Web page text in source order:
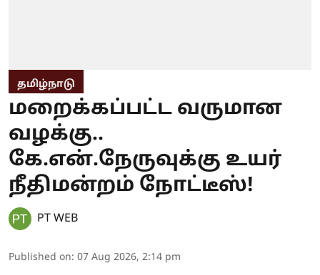
தமிழ்நாடு
மறைக்கப்பட்ட வருமான
வழக்கு..
கே.என்.நேருவுக்கு உயர்
நீதிமன்றம் நோட்டீஸ்!
PT WEB
Published on: 07 Aug 2026, 2:14 pm